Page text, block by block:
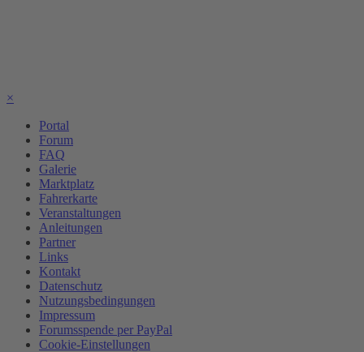
×
Portal
Forum
FAQ
Galerie
Marktplatz
Fahrerkarte
Veranstaltungen
Anleitungen
Partner
Links
Kontakt
Datenschutz
Nutzungsbedingungen
Impressum
Forumsspende per PayPal
Cookie-Einstellungen